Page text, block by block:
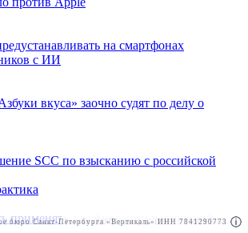
Реклама АО"Право.ру" ИНН: 7708095468
на смартфонах
с ИИ
вкуса» заочно судят по делу о
SCC по взысканию с российской
применять для фиксации нарушений
бюро Санкт-Петербурга «Вертикаль» ИНН 7841290773